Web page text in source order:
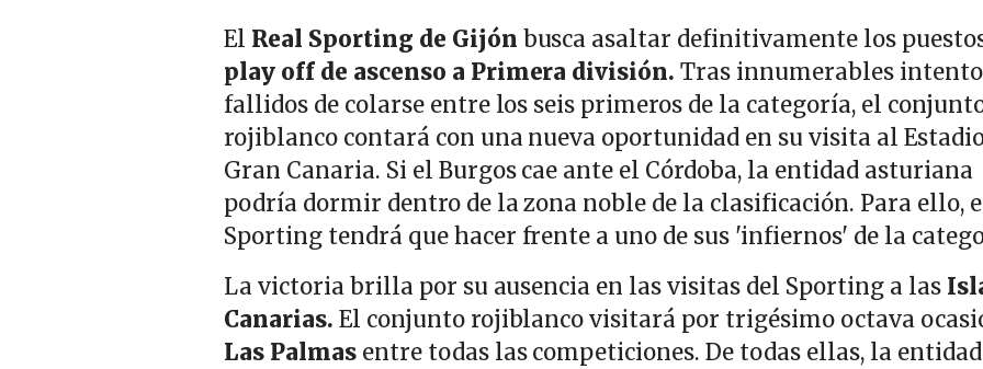
El Real Sporting de Gijón busca asaltar definitivamente los
play off de ascenso a Primera división.Tras innumerables
fallidos de colarse entre los seis primeros de la categoría, el
rojiblanco contará con una nueva oportunidad en su visita al
Gran Canaria. Si el Burgos cae ante el Córdoba, la entidad asturiana
podría dormir dentro de la zona noble de la clasificación. Para ello,
Sporting tendrá que hacer frente a uno de sus 'infiernos' de la
La victoria brilla por su ausencia en las visitas del Sporting a las
Canarias. El conjunto rojiblanco visitará por trigésimo octava
Las Palmasentre todas las competiciones. De todas ellas, la entidad